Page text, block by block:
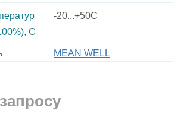
C
-20...+50C
MEAN WELL